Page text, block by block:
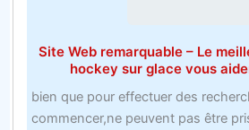
Site Web remarquable – Le
hockey sur glace vous
bien que pour effectuer des
commencer,ne peuvent pas être